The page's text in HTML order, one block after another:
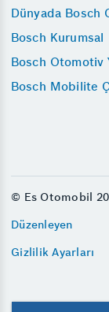
Dünyada Bosch
Bosch Kurumsal
Bosch Otomotiv
Bosch Mobilite
© Es Otomobil
Düzenleyen
Gizlilik Ayarları